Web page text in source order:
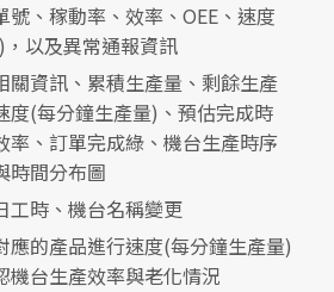
號、稼動率、效率、OEE、速度
以及異常通報資訊
關資訊、累積生產量、剩餘生產
度(每分鐘生產量)、預估完成時
率、訂單完成綠、機台生產時序
時間分布圖
工時、機台名稱變更
應的產品進行速度(每分鐘生產量)
機台生產效率與老化情況